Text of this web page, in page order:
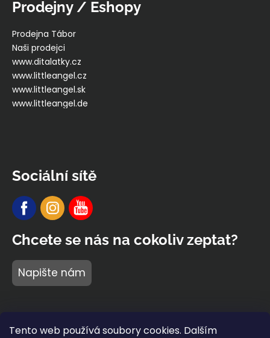
Tento web používá soubory cookies. Dalším
Prodejny / Eshopy
Prodejna Tábor
Naši prodejci
www.ditalatky.cz
www.littleangel.cz
www.littleangel.sk
www.littleangel.de
Sociální sítě
Chcete se nás na cokoliv zeptat?
Napište nám